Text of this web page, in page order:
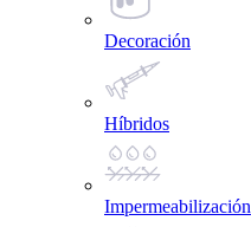
Decoración
Híbridos
Impermeabilización